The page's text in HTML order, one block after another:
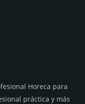
Horeca para
práctica y más